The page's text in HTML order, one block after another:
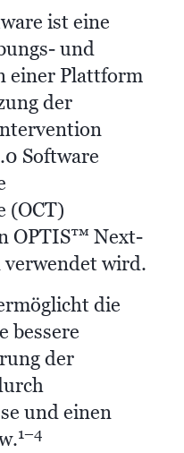
ist eine
und
einer Plattform
der
Software
(OCT)
OPTIS™ Next-
verwendet wird.
die
bessere
der
und einen
1–4